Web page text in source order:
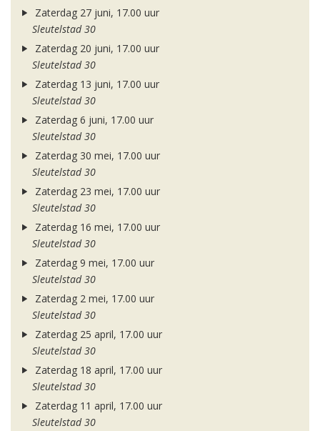
Zaterdag 27 juni, 17.00 uur
Sleutelstad 30
Zaterdag 20 juni, 17.00 uur
Sleutelstad 30
Zaterdag 13 juni, 17.00 uur
Sleutelstad 30
Zaterdag 6 juni, 17.00 uur
Sleutelstad 30
Zaterdag 30 mei, 17.00 uur
Sleutelstad 30
Zaterdag 23 mei, 17.00 uur
Sleutelstad 30
Zaterdag 16 mei, 17.00 uur
Sleutelstad 30
Zaterdag 9 mei, 17.00 uur
Sleutelstad 30
Zaterdag 2 mei, 17.00 uur
Sleutelstad 30
Zaterdag 25 april, 17.00 uur
Sleutelstad 30
Zaterdag 18 april, 17.00 uur
Sleutelstad 30
Zaterdag 11 april, 17.00 uur
Sleutelstad 30